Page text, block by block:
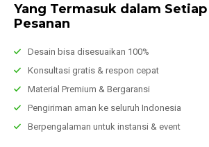
Yang Termasuk dalam Setiap
Pesanan
Desain bisa disesuaikan 100%
Konsultasi gratis & respon cepat
Material Premium & Bergaransi
Pengiriman aman ke seluruh Indonesia
Berpengalaman untuk instansi & event